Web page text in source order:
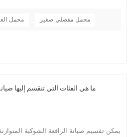
محمل محمل مفصلي صغير
ما هي الفئات التي تنقسم إليها